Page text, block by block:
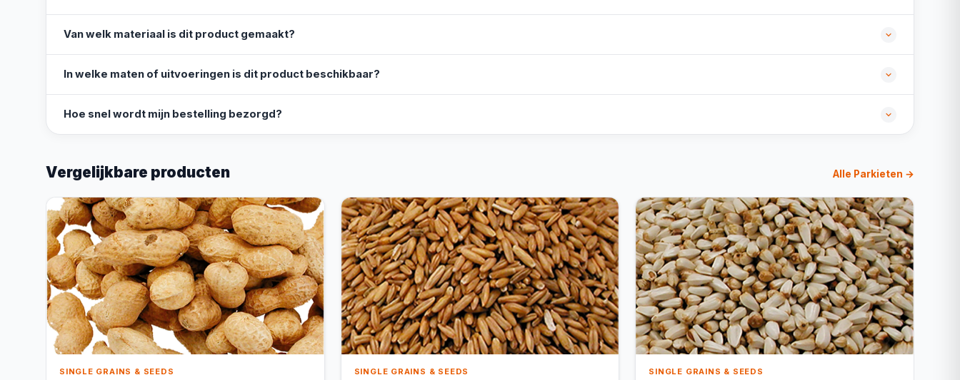
Van welk materiaal is dit product gemaakt?
In welke maten of uitvoeringen is dit product beschikbaar?
Hoe snel wordt mijn bestelling bezorgd?
Vergelijkbare producten Alle Parkieten →
SINGLE GRAINS & SEEDS SINGLE GRAINS & SEEDS SINGLE GRAINS & SEEDS